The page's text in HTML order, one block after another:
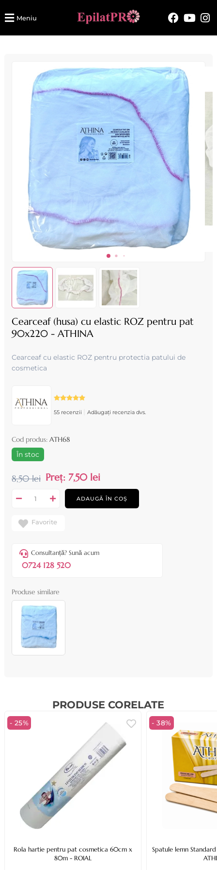
Meniu
Cearceaf (husa) cu elastic ROZ pentru pat
90x220 - ATHINA
Cearceaf cu elastic ROZ pentru protectia patului de
cosmetica
55 recenzii Adăugați recenzia dvs.
Cod produs: ATH68
În stoc
8,50 lei Preț: 7,50 lei
ADAUGĂ ÎN COȘ
Favorite
Consultanță? Sună acum
0724 128 520
Produse similare
PRODUSE CORELATE
- 25%
Rola hartie pentru pat cosmetica 60cm x
80m - ROIAL
- 38%
Spatule lemn